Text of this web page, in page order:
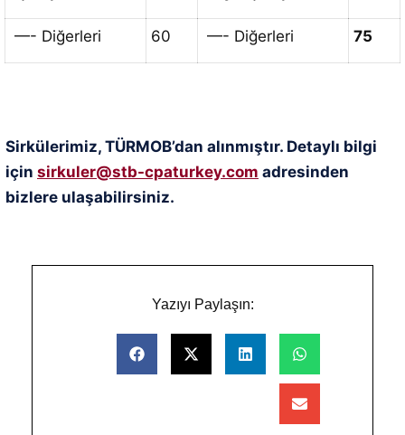
—- Diğerleri 60 —- Diğerleri 75
Sirkülerimiz, TÜRMOB’dan alınmıştır. Detaylı bilgi
için sirkuler@stb-cpaturkey.com adresinden
bizlere ulaşabilirsiniz.
Yazıyı Paylaşın: